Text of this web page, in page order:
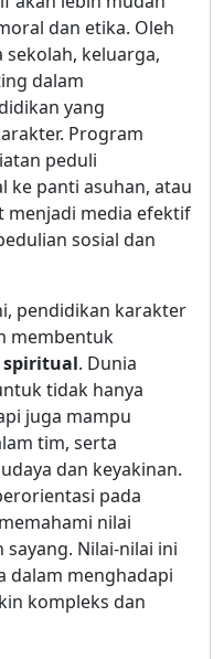
dan etika. Oleh
keluarga,
dalam
yang
Program
peduli
ke panti asuhan, atau
menjadi media efektif
sosial dan
pendidikan karakter
membentuk
spiritual. Dunia
tidak hanya
juga mampu
tim, serta
dan keyakinan.
pada
nilai
Nilai-nilai ini
dalam menghadapi
kompleks dan